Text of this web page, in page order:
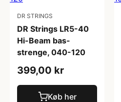
DR STRINGS
DR Strings LR5-40
Hi-Beam bas-
strenge, 040-120
399,00 kr
Køb her